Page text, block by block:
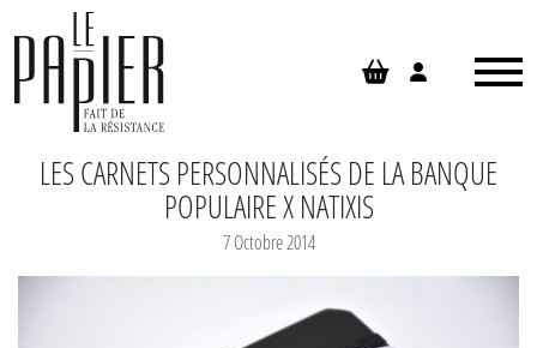
LES CARNETS PERSONNALISÉS DE LA BANQUE
POPULAIRE X NATIXIS
7 Octobre 2014
Panneau de gestion des cookies